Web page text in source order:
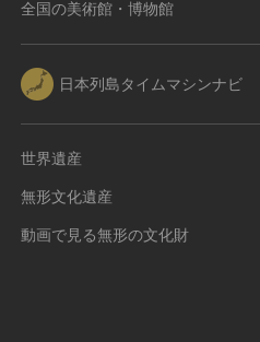
全国の美術館・博物館
日本列島タイムマシンナビ
世界遺産
無形文化遺産
動画で見る無形の文化財